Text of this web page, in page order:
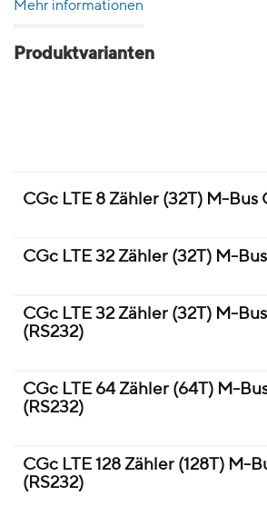
Mehr informationen
Produktvarianten
CGc LTE 8 Zähler (32T) M-Bus
CGc LTE 32 Zähler (32T) M-
CGc LTE 32 Zähler (32T) M-
(RS232)
CGc LTE 64 Zähler (64T) M-
(RS232)
CGc LTE 128 Zähler (128T) M-
(RS232)